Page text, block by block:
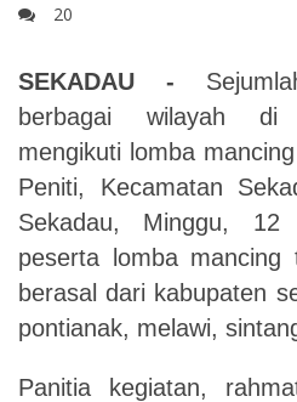
20
SEKADAU -
berbagai wilayah di
mengikuti lomba
Peniti, Kecamatan
Sekadau, Minggu,
peserta lomba mancing
berasal dari kabupaten
pontianak, melawi,
Panitia kegiatan,